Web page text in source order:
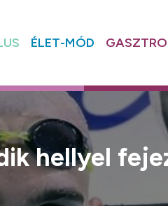
ÉLET-MÓD GASZTRO
hellyel